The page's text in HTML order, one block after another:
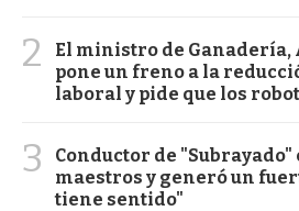
2
El ministro de
pone un freno a la
laboral y pide que los
3
Conductor de
maestros y generó un
tiene sentido"